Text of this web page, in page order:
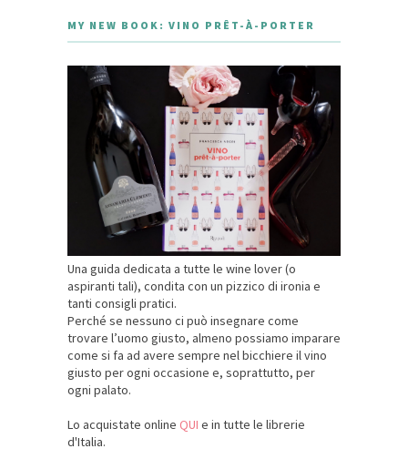
MY NEW BOOK: VINO PRÊT-À-PORTER
Una guida dedicata a tutte le wine lover (o
aspiranti tali), condita con un pizzico di ironia e
tanti consigli pratici.
Perché se nessuno ci può insegnare come
trovare l’uomo giusto, almeno possiamo imparare
come si fa ad avere sempre nel bicchiere il vino
giusto per ogni occasione e, soprattutto, per
ogni palato.
Lo acquistate online QUI e in tutte le librerie
d'Italia.